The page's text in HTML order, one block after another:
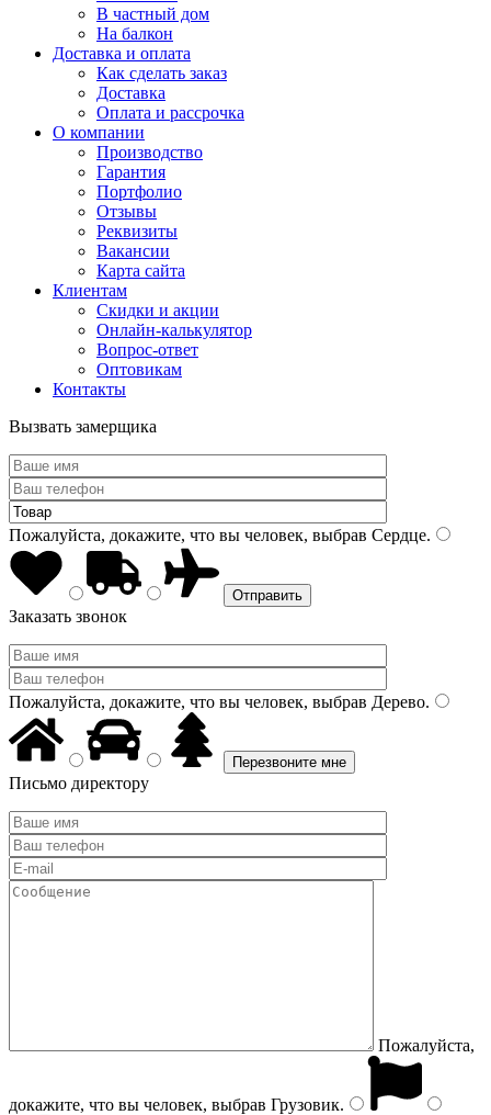
В частный дом
На балкон
Доставка и оплата
Как сделать заказ
Доставка
Оплата и рассрочка
О компании
Производство
Гарантия
Портфолио
Отзывы
Реквизиты
Вакансии
Карта сайта
Клиентам
Скидки и акции
Онлайн-калькулятор
Вопрос-ответ
Оптовикам
Контакты
Вызвать замерщика
Пожалуйста, докажите, что вы человек, выбрав Сердце.
Заказать звонок
Пожалуйста, докажите, что вы человек, выбрав Дерево.
Письмо директору
Пожалуйста,
докажите, что вы человек, выбрав Грузовик.